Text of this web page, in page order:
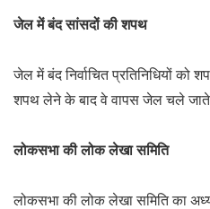
जेल में बंद सांसदों की शपथ
जेल में बंद निर्वाचित प्रतिनिधियों को
शपथ लेने के बाद वे वापस जेल चले
लोकसभा की लोक लेखा समिति
लोकसभा की लोक लेखा समिति का